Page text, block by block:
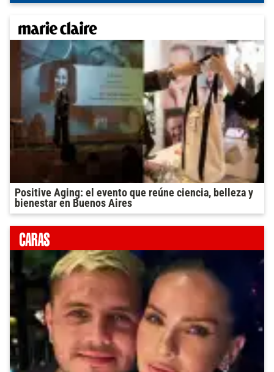
Positive Aging: el evento que reúne ciencia, belleza y
bienestar en Buenos Aires